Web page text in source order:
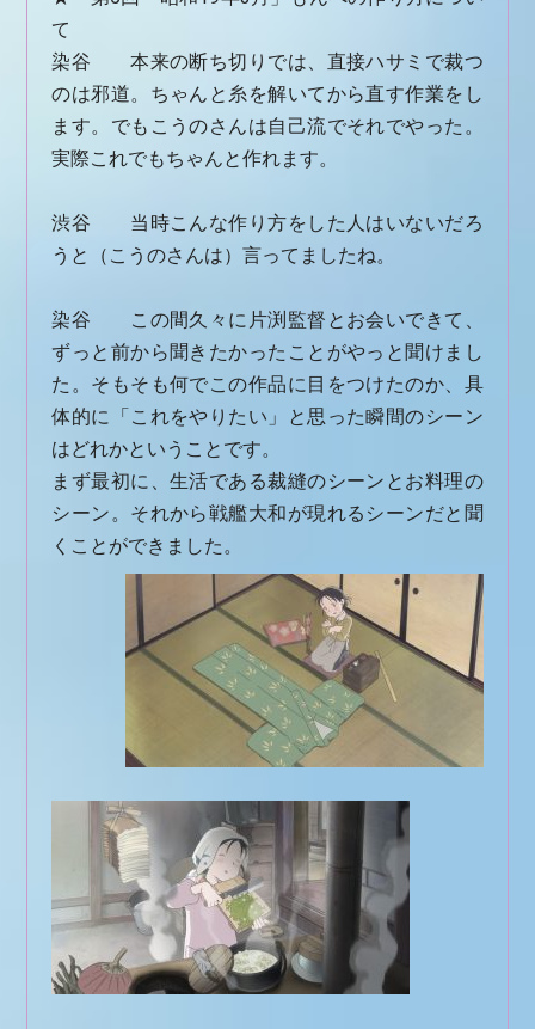
て
染谷 本来の断ち切りでは、直接ハサミで裁つ
のは邪道。ちゃんと糸を解いてから直す作業をし
ます。でもこうのさんは自己流でそれでやった。
実際これでもちゃんと作れます。
渋谷 当時こんな作り方をした人はいないだろ
うと（こうのさんは）言ってましたね。
染谷 この間久々に片渕監督とお会いできて、
ずっと前から聞きたかったことがやっと聞けまし
た。そもそも何でこの作品に目をつけたのか、具
体的に「これをやりたい」と思った瞬間のシーン
はどれかということです。
まず最初に、生活である裁縫のシーンとお料理の
シーン。それから戦艦大和が現れるシーンだと聞
くことができました。